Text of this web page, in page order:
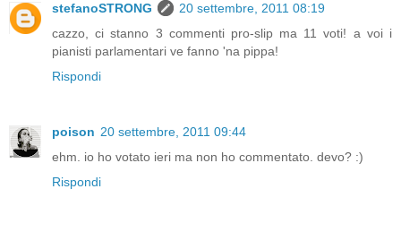
stefanoSTRONG
20 settembre, 2011 08:19
cazzo, ci stanno 3 commenti pro-slip ma 11 voti! a voi i
pianisti parlamentari ve fanno 'na pippa!
Rispondi
poison 20 settembre, 2011 09:44
ehm. io ho votato ieri ma non ho commentato. devo? :)
Rispondi